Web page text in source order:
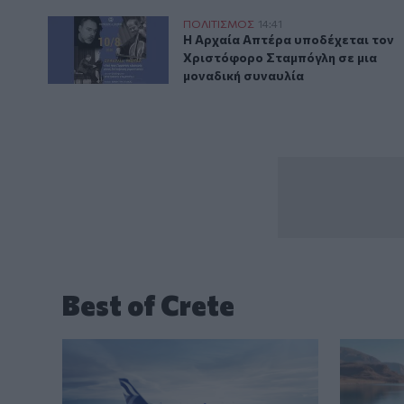
Μουσική βραδιά στην Αρχαία Απτέρα με τον
ΠΟΛΙΤΙΣΜΟΣ 14:41
Η Αρχαία Απτέρα υποδέχεται
Η Αρχαία Απτέρα υποδέχεται τον
Χριστόφορο Σταμπόγλη σε μια
μοναδική συναυλία
Best of Crete